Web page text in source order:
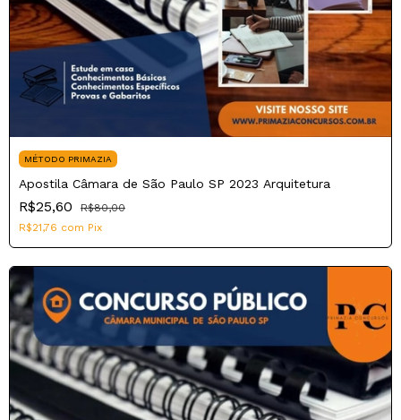
MÉTODO PRIMAZIA
Apostila Câmara de São Paulo SP 2023 Arquitetura
R$25,60
R$80,00
R$21,76 com Pix